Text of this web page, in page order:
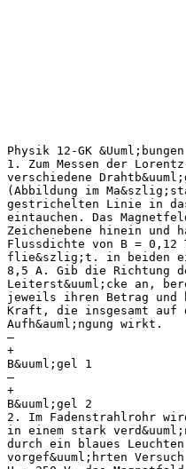
Physik 12-GK
1. Zum Messen der
verschiedene
(Abbildung im
gestrichelten Linie in
eintauchen. Das
Zeichenebene hinein und
Flussdichte von B = 0,12
flie&szlig;t. in beiden
8,5 A. Gib die Richtung
Leiterst&uuml;cke an,
jeweils ihren Betrag und
Kraft, die insgesamt auf
Aufh&auml;ngung wirkt.
–
+
B&uuml;gel 1
–
+
B&uuml;gel 2
2. Im Fadenstrahlrohr
in einem stark
durch ein blaues
vorgef&uuml;hrten